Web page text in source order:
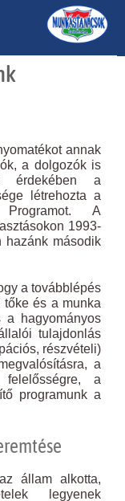
annak
a dolgozók is
érdekében a
létrehozta a
Programot. A
1993-
hazánk második
a továbblépés
és a munka
a hagyományos
tulajdonlás
részvételi)
a
a
programunk a
állam alkotta,
legyenek